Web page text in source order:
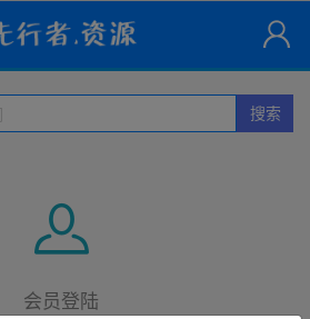
搜索
会员登陆